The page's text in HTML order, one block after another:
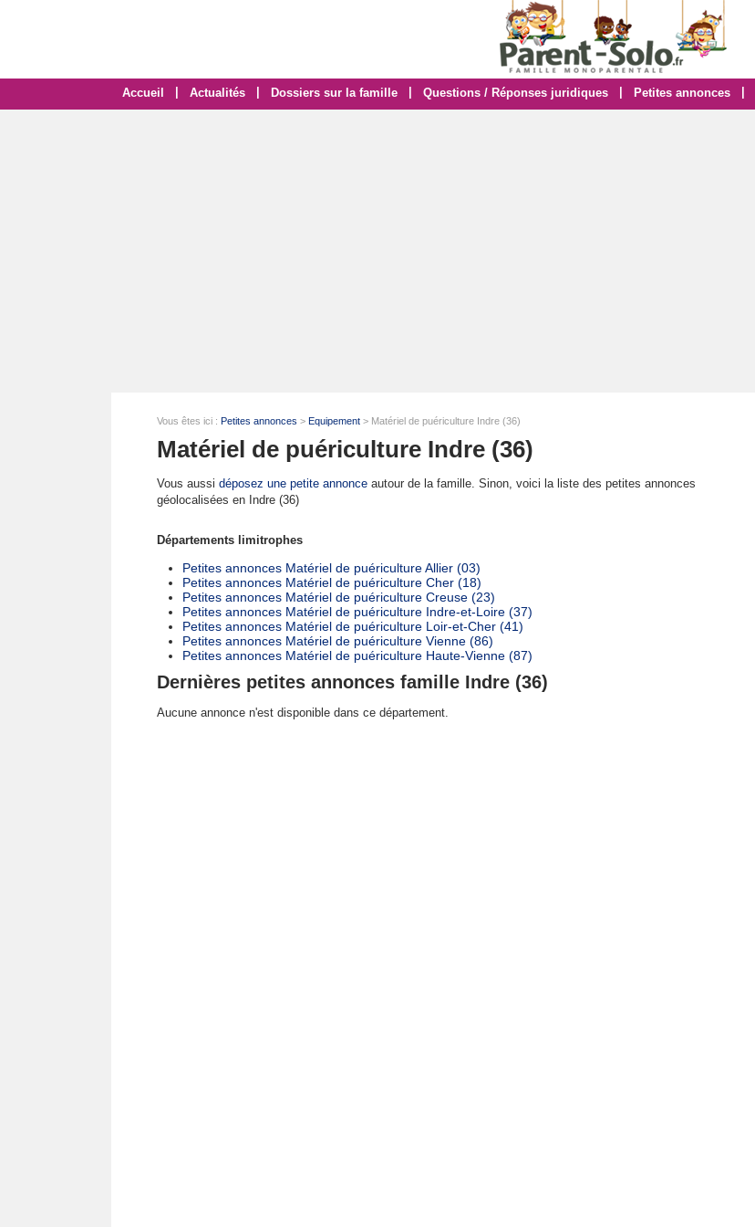
Accueil Actualités Dossiers sur la famille Questions / Réponses juridiques Petites annonces
Vous êtes ici : Petites annonces > Equipement > Matériel de puériculture Indre (36)
Matériel de puériculture Indre (36)
Vous aussi déposez une petite annonce autour de la famille. Sinon, voici la liste des petites annonces
géolocalisées en Indre (36)
Départements limitrophes
Petites annonces Matériel de puériculture Allier (03)
Petites annonces Matériel de puériculture Cher (18)
Petites annonces Matériel de puériculture Creuse (23)
Petites annonces Matériel de puériculture Indre-et-Loire (37)
Petites annonces Matériel de puériculture Loir-et-Cher (41)
Petites annonces Matériel de puériculture Vienne (86)
Petites annonces Matériel de puériculture Haute-Vienne (87)
Dernières petites annonces famille Indre (36)
Aucune annonce n'est disponible dans ce département.